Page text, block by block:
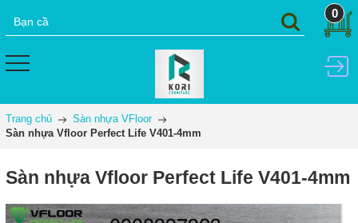
0
Trang chủ
Sàn nhựa VFloor
Sàn nhựa Vfloor Perfect Life V401-4mm
Sàn nhựa Vfloor Perfect Life V401-4mm